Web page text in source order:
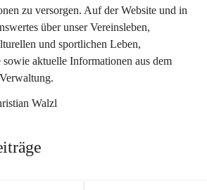
zu versorgen. Auf der Website und in
über unser Vereinsleben,
und sportlichen Leben,
sowie aktuelle Informationen aus dem
Walzl